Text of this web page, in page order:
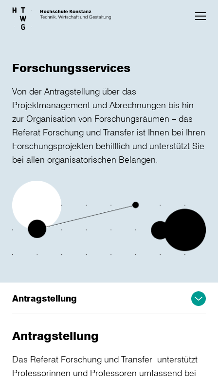
Skip to main content
Forschungsservices
Von der Antragstellung über das
Projektmanagement und Abrechnungen bis hin
zur Organisation von Forschungsräumen – das
Referat Forschung und Transfer ist Ihnen bei Ihren
Forschungsprojekten behilflich und unterstützt Sie
bei allen organisatorischen Belangen.
Antragstellung
Antragstellung
Das Referat Forschung und Transfer unterstützt
Professorinnen und Professoren umfassend bei